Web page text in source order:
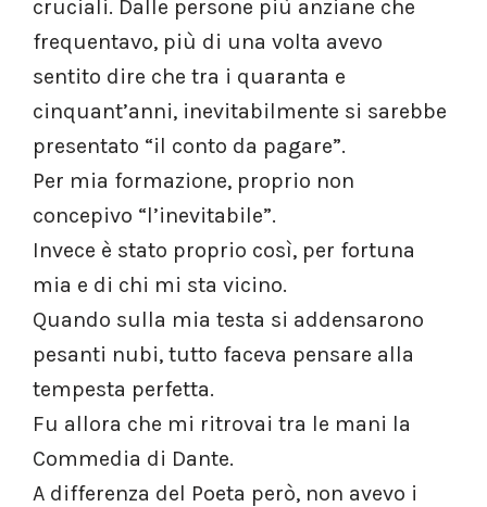
cruciali. Dalle persone più anziane che
frequentavo, più di una volta avevo
sentito dire che tra i quaranta e
cinquant’anni, inevitabilmente si sarebbe
presentato “il conto da pagare”.
Per mia formazione, proprio non
concepivo “l’inevitabile”.
Invece è stato proprio così, per fortuna
mia e di chi mi sta vicino.
Quando sulla mia testa si addensarono
pesanti nubi, tutto faceva pensare alla
tempesta perfetta.
Fu allora che mi ritrovai tra le mani la
Commedia di Dante.
A differenza del Poeta però, non avevo i